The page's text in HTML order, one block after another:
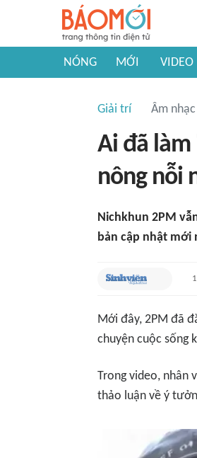
NÓNG MỚI VIDEO
Giải trí Âm nhạc
Ai đã
nông nỗi
Nichkhun 2PM
bản cập nhật mới
Mới đây, 2PM đã
chuyện cuộc sống
Trong video, nhân
thảo luận về ý